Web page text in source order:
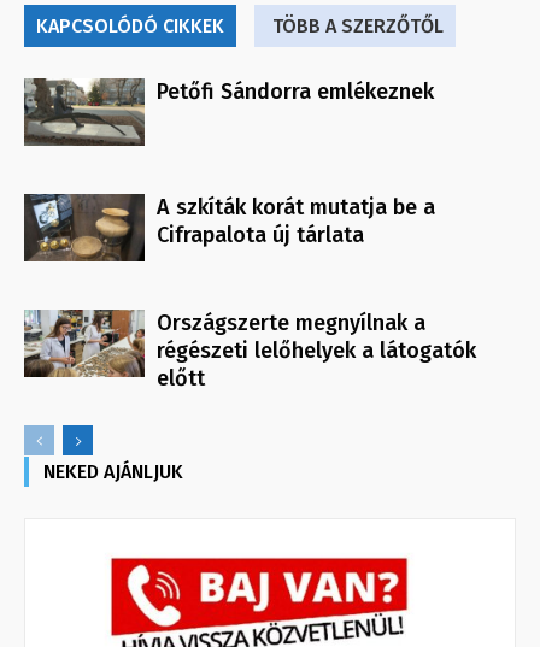
KAPCSOLÓDÓ CIKKEK TÖBB A SZERZŐTŐL
Petőfi Sándorra emlékeznek
A szkíták korát mutatja be a
Cifrapalota új tárlata
Országszerte megnyílnak a
régészeti lelőhelyek a látogatók
előtt
NEKED AJÁNLJUK